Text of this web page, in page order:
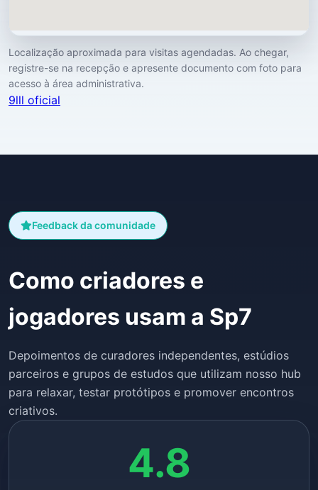
Localização aproximada para visitas agendadas. Ao chegar,
registre-se na recepção e apresente documento com foto para
acesso à área administrativa.
9lll oficial
Feedback da comunidade
Como criadores e
jogadores usam a Sp7
Depoimentos de curadores independentes, estúdios
parceiros e grupos de estudos que utilizam nosso hub
para relaxar, testar protótipos e promover encontros
criativos.
4.8